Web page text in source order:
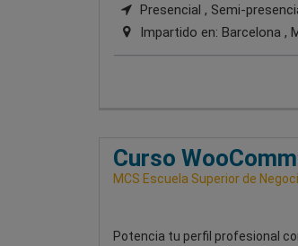
Presencial , Semi-
Impartido en: Barcelona ,
Curso
MCS Escuela Superior de
Potencia tu perfil profesional